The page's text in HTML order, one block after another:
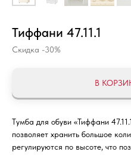
Тиффани 47.11.1
Скидка -30%
В
Тумба для обуви «Тиффани
позволяет хранить большое
регулируются по высоте, что